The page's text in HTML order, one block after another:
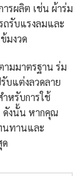
รผลิต เช่น ผ้าร่ม
ถรับแรงลมและ
มงวด
มมาตรฐาน ร่ม
บแต่งลวดลาย
หรับการใช้
ดังนั้น หากคุณ
ทานและ